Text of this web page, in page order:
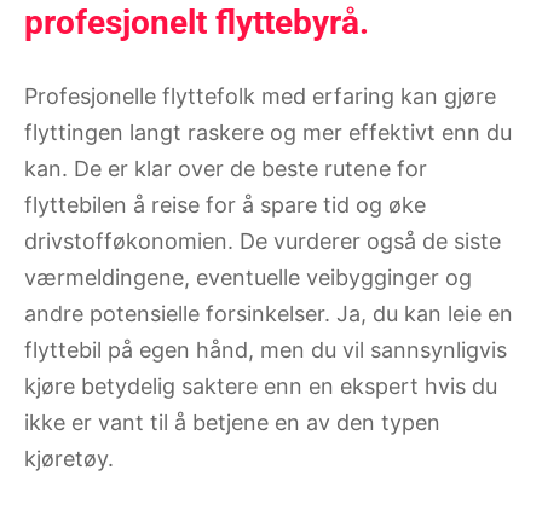
profesjonelt flyttebyrå.
Profesjonelle flyttefolk med erfaring kan gjøre
flyttingen langt raskere og mer effektivt enn du
kan. De er klar over de beste rutene for
flyttebilen å reise for å spare tid og øke
drivstofføkonomien. De vurderer også de siste
værmeldingene, eventuelle veibygginger og
andre potensielle forsinkelser. Ja, du kan leie en
flyttebil på egen hånd, men du vil sannsynligvis
kjøre betydelig saktere enn en ekspert hvis du
ikke er vant til å betjene en av den typen
kjøretøy.